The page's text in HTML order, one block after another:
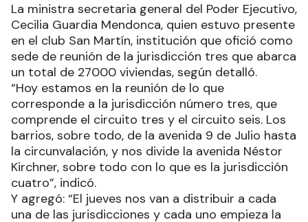
La ministra secretaria general del Poder Ejecutivo,
Cecilia Guardia Mendonca, quien estuvo presente
en el club San Martín, institución que ofició como
sede de reunión de la jurisdicción tres que abarca
un total de 27000 viviendas, según detalló.
“Hoy estamos en la reunión de lo que
corresponde a la jurisdicción número tres, que
comprende el circuito tres y el circuito seis. Los
barrios, sobre todo, de la avenida 9 de Julio hasta
la circunvalación, y nos divide la avenida Néstor
Kirchner, sobre todo con lo que es la jurisdicción
cuatro”, indicó.
Y agregó: “El jueves nos van a distribuir a cada
una de las jurisdicciones y cada uno empieza la